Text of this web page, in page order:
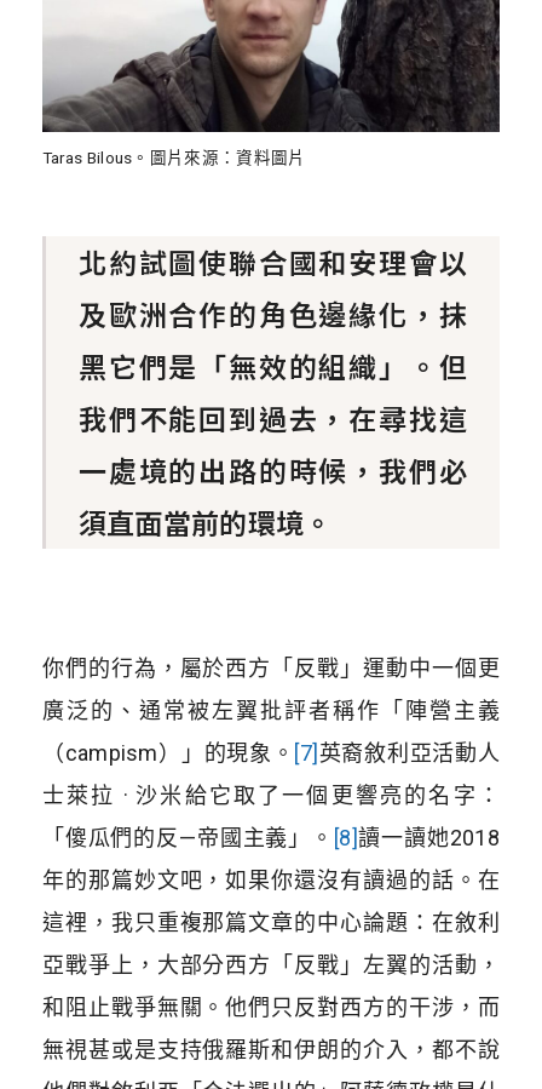
Taras Bilous。圖片來源：資料圖片
北約試圖使聯合國和安理會以
及歐洲合作的角色邊緣化，抹
黑它們是「無效的組織」。但
我們不能回到過去，在尋找這
一處境的出路的時候，我們必
須直面當前的環境。
你們的行為，屬於西方「反戰」運動中一個更
廣泛的、通常被左翼批評者稱作「陣營主義
（campism）」的現象。 [7]英裔敘利亞活動人
士萊拉 · 沙米給它取了一個更響亮的名字：
「傻瓜們的反—帝國主義」。 [8]讀一讀她2018
年的那篇妙文吧，如果你還沒有讀過的話。在
這裡，我只重複那篇文章的中心論題：在敘利
亞戰爭上，大部分西方「反戰」左翼的活動，
和阻止戰爭無關。他們只反對西方的干涉，而
無視甚或是支持俄羅斯和伊朗的介入，都不說